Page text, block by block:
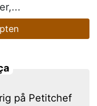
på Petitchef